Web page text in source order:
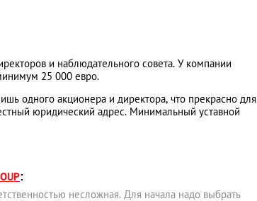
и наблюдательного совета. У компании
25 000 евро.
одного акционера и директора, что прекрасно для
юридический адрес. Минимальный уставной
:
несложная. Для начала надо выбрать